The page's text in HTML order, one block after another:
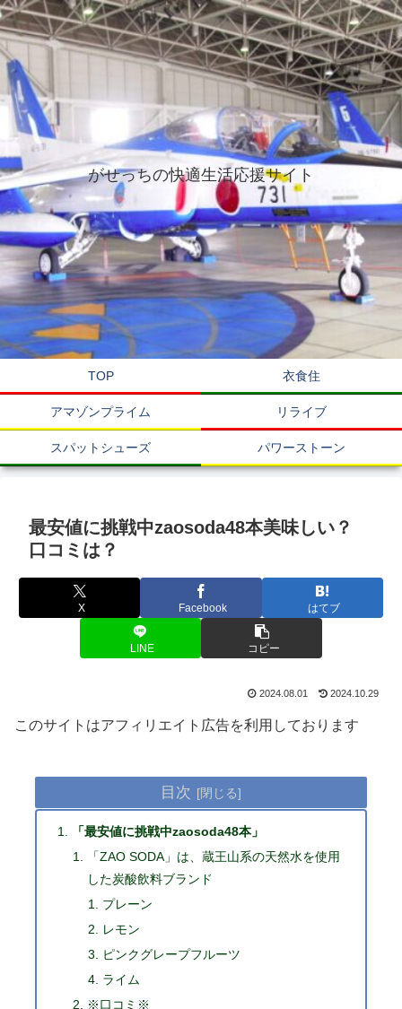
がせっちの快適生活応援サイト
TOP 衣食住
アマゾンプライム リライブ
スパットシューズ パワーストーン
最安値に挑戦中zaosoda48本美味しい？
口コミは？
X Facebook はてブ
LINE コピー
2024.08.01 2024.10.29
このサイトはアフィリエイト広告を利用しております
目次
「最安値に挑戦中zaosoda48本」
「ZAO SODA」は、蔵王山系の天然水を使用
した炭酸飲料ブランド
プレーン
レモン
ピンクグレープフルーツ
ライム
※口コミ※